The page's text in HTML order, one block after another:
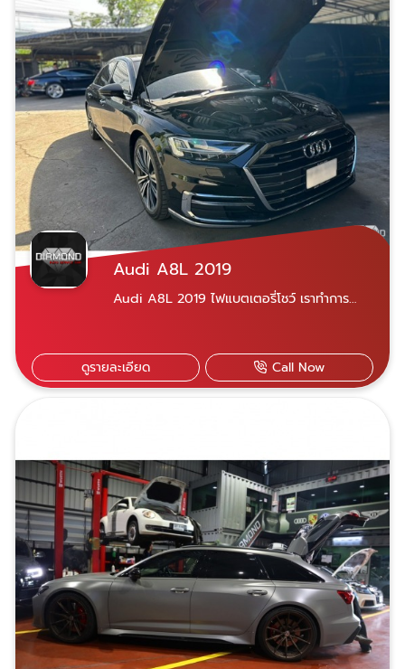
Service Car สาขาพระราม 9 สาขานวมินทร์ เลข
ที่ 69/585 หมู่ 10 ซอยนวมินทร์ 153 แขวง
คลองกุ่ม เขตบึงกุ่ม กรุงเทพฯ 10230 ​
Diamond Auto Service Car สาขานวมินทร์
081-928-0944 คุณชัชชัย ​081-618-
5525 คุณอมฤทธิ์ ​081-822-3536 คุณพรทวี
สามารถแอดไลน์ผ่านเบอร์โทรทั้ง 3 ได้เลย
Audi A8L 2019
Audi A8L 2019 ไฟแบตเตอรี่โชว์ เราทำการ
auto service ศูนย์บริการซ่อมบำรุง-ซ่อมสีรถ
ยุโรปมาตรฐาน ด้วยประสบการณ์กว่า 20 ปี มี
อุปกรณ์ซ่อมครบวงจร เครื่องมือซ่อมที่ได้
สองสาขา ใกล้ที่ไหนไปที่นั่น เปิดบริการจันทร์-เสาร์
07.30-18.30 น. สาขาพระราม 9 เลขที่ 21 ซอย
ศูนย์วิจัย 14 แขวงบางกะปิ เขตห้วยขวาง
กรุงเทพฯ 10310 Diamond Auto Service
Car สาขาพระราม 9 สาขานวมินทร์ เลขที่
69/585 หมู่ 10 ซอยนวมินทร์ 153 แขวงคลอง
กุ่ม เขตบึงกุ่ม กรุงเทพฯ 10230 ​Diamond
Auto Service Car สาขานวมินทร์ 081-928-
0944 คุณชัชชัย ​081-618-5525 คุณอมฤทธิ์
081-822-3536 คุณพรทวี สามารถแอดไลน์ผ่าน
เบอร์โทรทั้ง 3 ได้เลย​
ดูรายละเอียด Call Now